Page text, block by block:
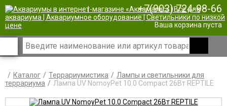
| +7(903) 724-98-66
Ваша корзина пуста
Каталог Террариумистика
Лампы и светильники для
террариума
Лампа UV NomoyPet 10.0 Compact 26Вт REPTILE